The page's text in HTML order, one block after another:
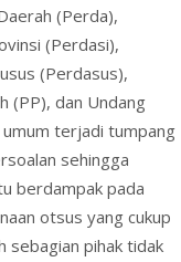
(Perda),
(Perdasi),
(Perdasus),
(PP), dan Undang
terjadi tumpang
sehingga
berdampak pada
otsus yang cukup
sebagian pihak tidak